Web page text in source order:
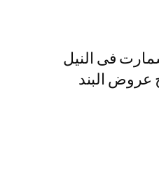
فى النيل
عروض البند